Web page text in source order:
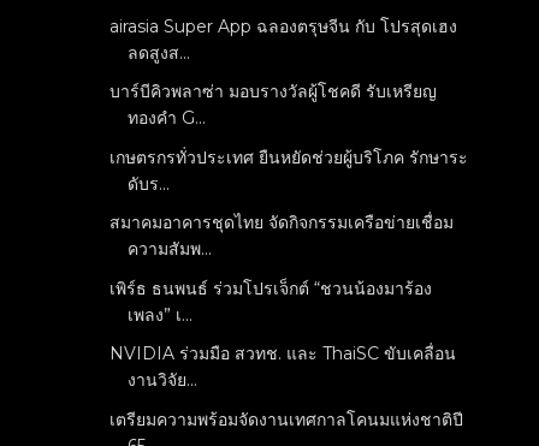
airasia Super App ฉลองตรุษจีน กับ โปรสุดเฮง
ลดสูงส...
บาร์บีคิวพลาซ่า มอบรางวัลผู้โชคดี รับเหรียญ
ทองคำ G...
เกษตรกรทั่วประเทศ ยืนหยัดช่วยผู้บริโภค รักษาระ
ดับร...
สมาคมอาคารชุดไทย จัดกิจกรรมเครือข่ายเชื่อม
ความสัมพ...
เพิร์ธ ธนพนธ์ ร่วมโปรเจ็กต์ “ชวนน้องมาร้อง
เพลง” เ...
NVIDIA ร่วมมือ สวทช. และ ThaiSC ขับเคลื่อน
งานวิจัย...
เตรียมความพร้อมจัดงานเทศกาลโคนมแห่งชาติปี